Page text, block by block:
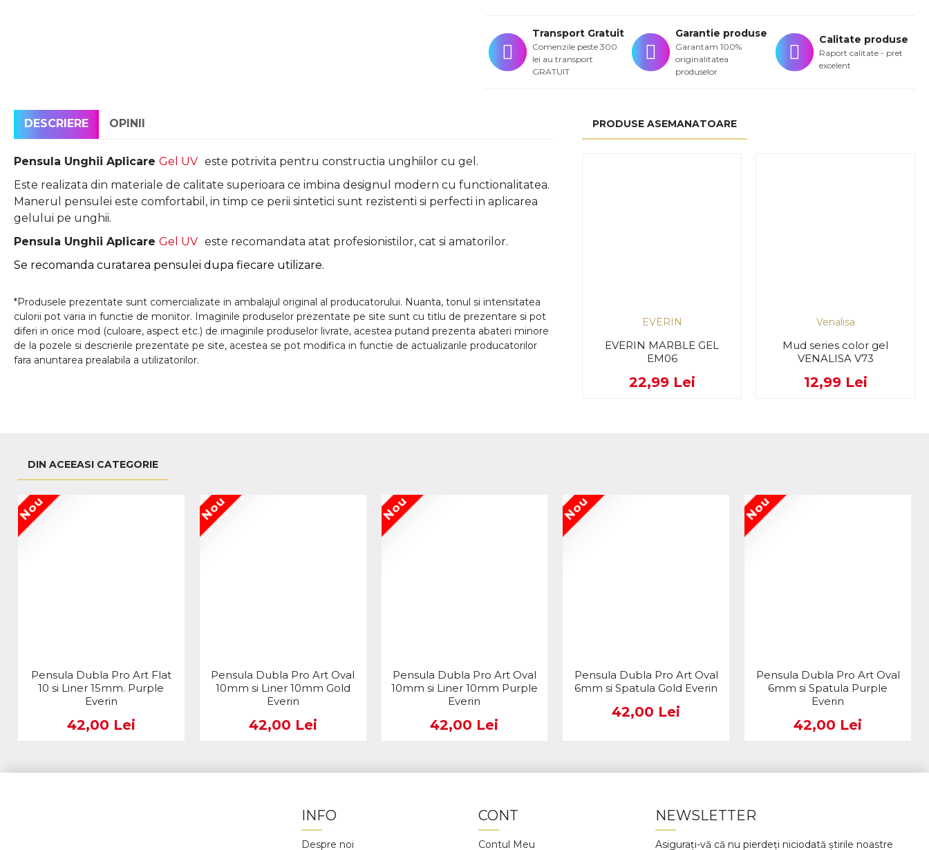
Transport Gratuit
Comenzile peste 300
lei au transport
GRATUIT
Garantie produse
Garantam 100%
originalitatea
produselor
Calitate produse
Raport calitate - pret
excelent
DESCRIERE OPINII
Pensula Unghii Aplicare Gel UV este potrivita pentru constructia unghiilor cu gel.
Este realizata din materiale de calitate superioara ce imbina designul modern cu functionalitatea.
Manerul pensulei este comfortabil, in timp ce perii sintetici sunt rezistenti si perfecti in aplicarea
gelului pe unghii.
Pensula Unghii Aplicare Gel UV este recomandata atat profesionistilor, cat si amatorilor.
Se recomanda curatarea pensulei dupa fiecare utilizare.
*Produsele prezentate sunt comercializate in ambalajul original al producatorului. Nuanta, tonul si intensitatea
culorii pot varia in functie de monitor. Imaginile produselor prezentate pe site sunt cu titlu de prezentare si pot
diferi in orice mod (culoare, aspect etc.) de imaginile produselor livrate, acestea putand prezenta abateri minore
de la pozele si descrierile prezentate pe site, acestea se pot modifica in functie de actualizarile producatorilor
fara anuntarea prealabila a utilizatorilor.
PRODUSE ASEMANATOARE
EVERIN
EVERIN MARBLE GEL
EM06
22,99 Lei
Venalisa
Mud series color gel
VENALISA V73
12,99 Lei
DIN ACEEASI CATEGORIE
Nou
Pensula Dubla Pro Art Flat
10 si Liner 15mm. Purple
Everin
42,00 Lei
Nou
Pensula Dubla Pro Art Oval
10mm si Liner 10mm Gold
Everin
42,00 Lei
Nou
Pensula Dubla Pro Art Oval
10mm si Liner 10mm Purple
Everin
42,00 Lei
Nou
Pensula Dubla Pro Art Oval
6mm si Spatula Gold Everin
42,00 Lei
Nou
Pensula Dubla Pro Art Oval
6mm si Spatula Purple
Everin
42,00 Lei
INFO
Despre noi
CONT
Contul Meu
NEWSLETTER
Asigurați-vă că nu pierdeți niciodată știrile noastre